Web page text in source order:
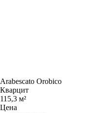
Arabescato Orobico
Кварцит
115,3 м²
Цена